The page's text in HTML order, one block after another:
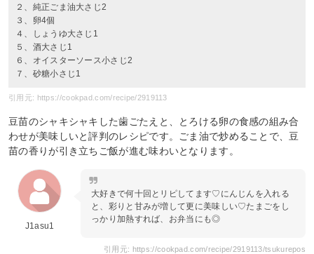
２、純正ごま油大さじ2
３、卵4個
４、しょうゆ大さじ1
５、酒大さじ1
６、オイスターソース小さじ2
７、砂糖小さじ1
引用元: https://cookpad.com/recipe/2919113
豆苗のシャキシャキした歯ごたえと、とろける卵の食感の組み合
わせが美味しいと評判のレシピです。ごま油で炒めることで、豆
苗の香りが引き立ちご飯が進む味わいとなります。
J1asu1
大好きで何十回とリピしてます♡にんじんを入れる
と、彩りと甘みが増して更に美味しい♡たまごをし
っかり加熱すれば、お弁当にも◎
引用元: https://cookpad.com/recipe/2919113/tsukurepos